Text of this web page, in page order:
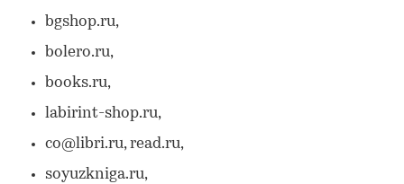
bgshop.ru,
bolero.ru,
books.ru,
labirint-shop.ru,
co@libri.ru, read.ru,
soyuzkniga.ru,